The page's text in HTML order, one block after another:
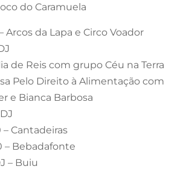
do Caramuela
Arcos da Lapa e Circo Voador
de Reis com grupo Céu na Terra
Pelo Direito à Alimentação com
e Bianca Barbosa
– Cantadeiras
– Bebadafonte
– Buiu